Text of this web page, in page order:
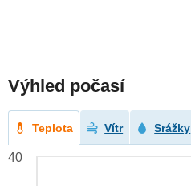
Výhled počasí
Teplota Vítr Srážky
40